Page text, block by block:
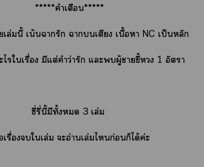
*****คำเตือน*****
เล่มนี้ เน้นารัก าเตียง เนื้อา NC เป็นหลัก
ใเรื่อง มีแต่คำว่ารัก แะผู้าขี้ 1 อัตรา
ซี่รี่นี้มีทั้ง 3 เล่ม
เรื่องใเล่ม ะอ่านเล่มไก่อนก็ได้ค่ะ